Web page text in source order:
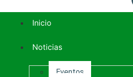
Inicio
Noticias
Eventos